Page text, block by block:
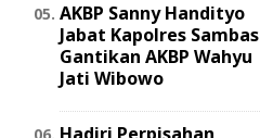
AKBP Sanny Handityo
Jabat Kapolres Sambas
Gantikan AKBP Wahyu
Jati Wibowo